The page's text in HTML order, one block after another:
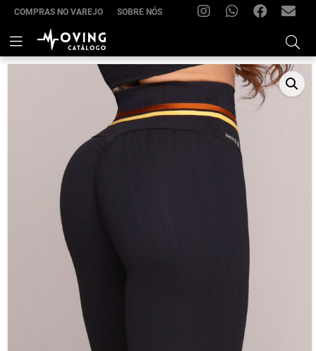
Skip
–
(22)
99285-
7021
FACEBOOK
COMPRAS NO VAREJO SOBRE NÓS